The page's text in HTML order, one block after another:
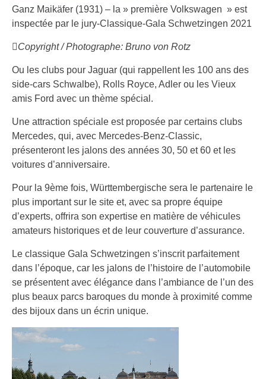
Ganz Maikäfer (1931) – la » première Volkswagen » est
inspectée par le jury-Classique-Gala Schwetzingen 2021
Copyright / Photographe: Bruno von Rotz
Ou les clubs pour Jaguar (qui rappellent les 100 ans des
side-cars Schwalbe), Rolls Royce, Adler ou les Vieux
amis Ford avec un thème spécial.
Une attraction spéciale est proposée par certains clubs
Mercedes, qui, avec Mercedes-Benz-Classic,
présenteront les jalons des années 30, 50 et 60 et les
voitures d’anniversaire.
Pour la 9ème fois, Württembergische sera le partenaire le
plus important sur le site et, avec sa propre équipe
d’experts, offrira son expertise en matière de véhicules
amateurs historiques et de leur couverture d’assurance.
Le classique Gala Schwetzingen s’inscrit parfaitement
dans l’époque, car les jalons de l’histoire de l’automobile
se présentent avec élégance dans l’ambiance de l’un des
plus beaux parcs baroques du monde à proximité comme
des bijoux dans un écrin unique.